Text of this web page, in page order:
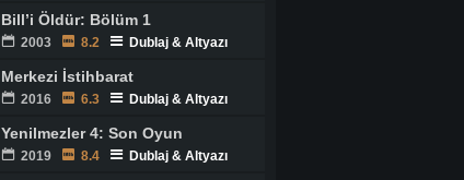
Bill’i Öldür: Bölüm 1
2003 8.2 Dublaj & Altyazı
Merkezi İstihbarat
2016 6.3 Dublaj & Altyazı
Yenilmezler 4: Son Oyun
2019 8.4 Dublaj & Altyazı